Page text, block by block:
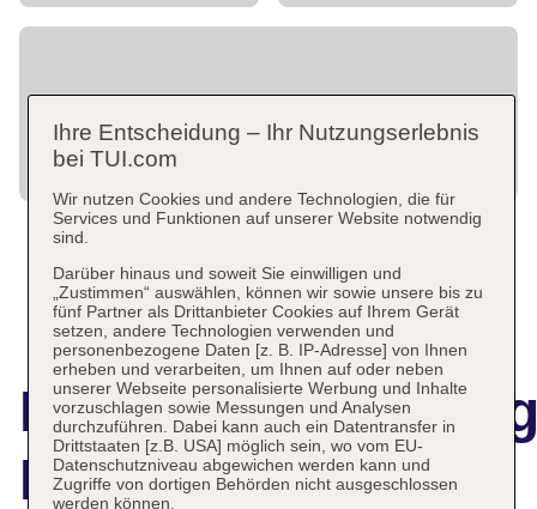
Loar Ferreries
Ihre Entscheidung – Ihr Nutzungserlebnis
bei TUI.com
Wir nutzen Cookies und andere Technologien, die für
Services und Funktionen auf unserer Website notwendig
sind.
Darüber hinaus und soweit Sie einwilligen und
„Zustimmen“ auswählen, können wir sowie unsere bis zu
fünf Partner als Drittanbieter Cookies auf Ihrem Gerät
setzen, andere Technologien verwenden und
personenbezogene Daten [z. B. IP-Adresse] von Ihnen
erheben und verarbeiten, um Ihnen auf oder neben
unserer Webseite personalisierte Werbung und Inhalte
vorzuschlagen sowie Messungen und Analysen
durchzuführen. Dabei kann auch ein Datentransfer in
Drittstaaten [z.B. USA] möglich sein, wo vom EU-
Datenschutzniveau abgewichen werden kann und
Zugriffe von dortigen Behörden nicht ausgeschlossen
werden können.